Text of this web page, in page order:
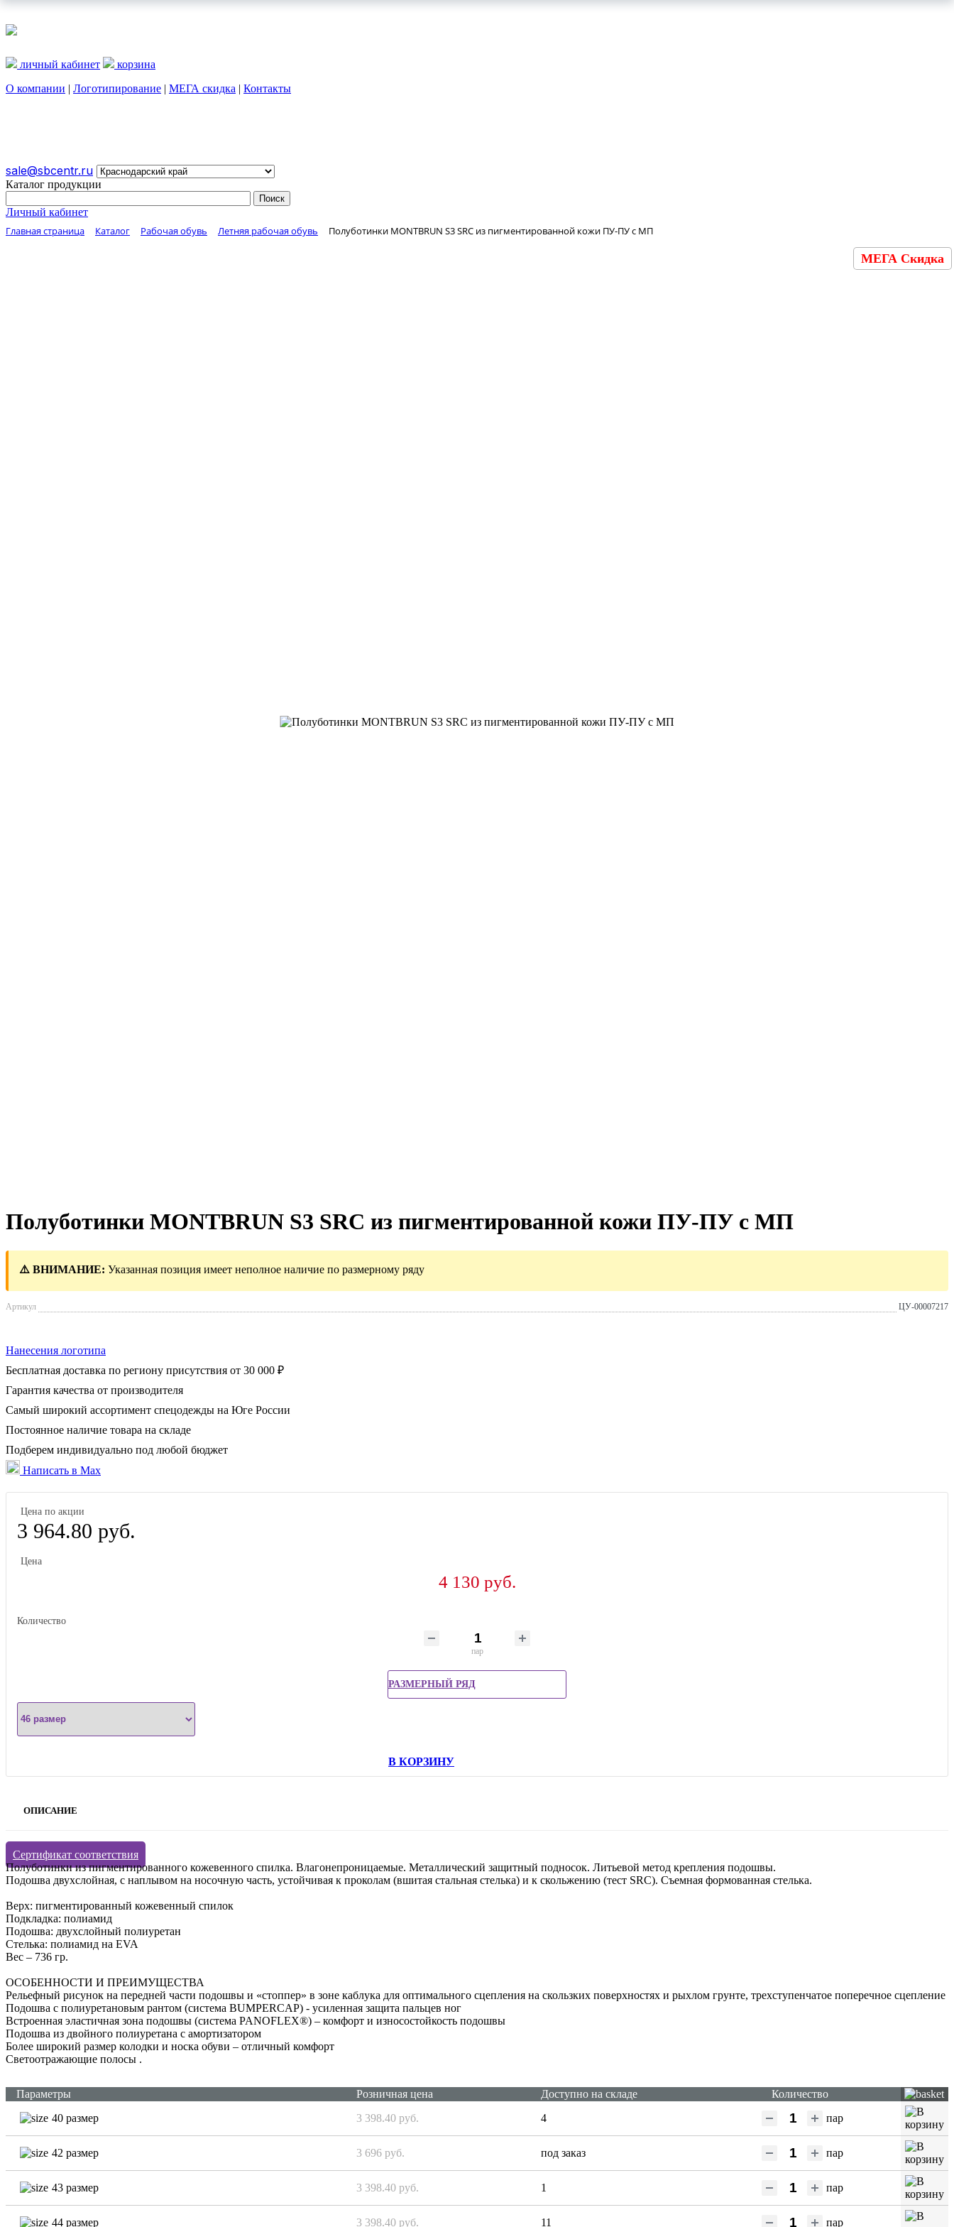
личный кабинет
корзина
О компании | Логотипирование | МЕГА скидка | Контакты
sale@sbcentr.ru
Каталог продукции
Личный кабинет
Главная страница Каталог Рабочая обувь Летняя рабочая обувь Полуботинки MONTBRUN S3 SRC из пигментированной кожи ПУ-ПУ с МП
МЕГА Скидка
Полуботинки MONTBRUN S3 SRC из пигментированной кожи ПУ-ПУ с МП
⚠️ ВНИМАНИЕ: Указанная позиция имеет неполное наличие по размерному ряду
Артикул ЦУ-00007217
Нанесения логотипа
Бесплатная доставка по региону присутствия от 30 000 ₽
Гарантия качества от производителя
Самый широкий ассортимент спецодежды на Юге России
Постоянное наличие товара на складе
Подберем индивидуально под любой бюджет
Написать в Max
Цена по акции
3 964.80 руб.
Цена
4 130 руб.
Количество
пар
РАЗМЕРНЫЙ РЯД
В КОРЗИНУ
ОПИСАНИЕ
Сертификат соответствия
Полуботинки из пигментированного кожевенного спилка. Влагонепроницаемые. Металлический защитный подносок. Литьевой метод крепления подошвы.
Подошва двухслойная, с наплывом на носочную часть, устойчивая к проколам (вшитая стальная стелька) и к скольжению (тест SRC). Съемная формованная стелька.
Верх: пигментированный кожевенный спилок
Подкладка: полиамид
Подошва: двухслойный полиуретан
Стелька: полиамид на EVA
Вес – 736 гр.
ОСОБЕННОСТИ И ПРЕИМУЩЕСТВА
Рельефный рисунок на передней части подошвы и «стоппер» в зоне каблука для оптимального сцепления на скользких поверхностях и рыхлом грунте, трехступенчатое поперечное сцепление
Подошва с полиуретановым рантом (система BUMPERCAP) - усиленная защита пальцев ног
Встроенная эластичная зона подошвы (система PANOFLEX®) – комфорт и износостойкость подошвы
Подошва из двойного полиуретана с амортизатором
Более широкий размер колодки и носка обуви – отличный комфорт
Светоотражающие полосы .
Параметры Розничная цена Доступно на складе
Количество
40 размер
3 398.40 руб. 4 пар
42 размер 3 696 руб. под заказ пар
43 размер 3 398.40 руб. 1 пар
44 размер 3 398.40 руб. 11 пар